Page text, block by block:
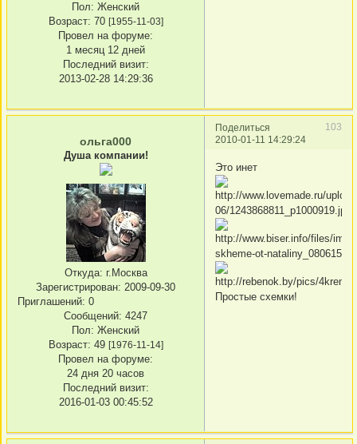
Пол: Женский
Возраст: 70 [1955-11-03]
Провел на форуме:
1 месяц 12 дней
Последний визит:
2013-02-28 14:29:36
Поделиться
103
2010-01-11 14:29:24
ольга000
Душа компании!
Откуда: г.Москва
Зарегистрирован: 2009-09-30
Приглашений: 0
Сообщений: 4247
Пол: Женский
Возраст: 49 [1976-11-14]
Провел на форуме:
24 дня 20 часов
Последний визит:
2016-01-03 00:45:52
Это инет
Простые схемки!